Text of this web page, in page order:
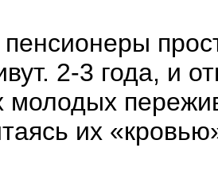
2-3 года, и
молодых
их